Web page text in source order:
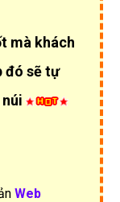
mà khách
đó sẽ tự
Web